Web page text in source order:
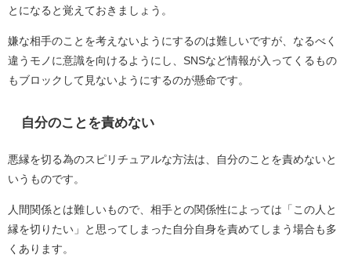
とになると覚えておきましょう。
嫌な相手のことを考えないようにするのは難しいですが、なるべく
違うモノに意識を向けるようにし、SNSなど情報が入ってくるもの
もブロックして見ないようにするのが懸命です。
自分のことを責めない
悪縁を切る為のスピリチュアルな方法は、自分のことを責めないと
いうものです。
人間関係とは難しいもので、相手との関係性によっては「この人と
縁を切りたい」と思ってしまった自分自身を責めてしまう場合も多
くあります。